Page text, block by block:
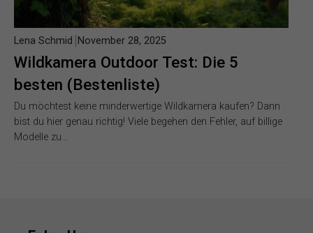
Wildkamera Outdoor Test: Die 5
besten (Bestenliste)
Lena Schmid November 28, 2025
Du möchtest keine minderwertige Wildkamera kaufen? Dann
bist du hier genau richtig! Viele begehen den Fehler, auf billige
Modelle zu…